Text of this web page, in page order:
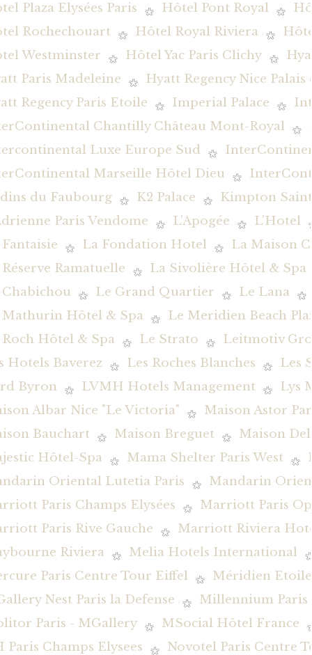
Plaza Elysées Paris
Hôtel Pont Royal
Rochechouart
Hôtel Royal Riviera
Westminster
Hôtel Yac Paris Clichy
Paris Madeleine
Hyatt Regency Nice
Regency Paris Etoile
Imperial Palace
Chantilly Château Mont-Royal
Luxe Europe Sud
Marseille Hôtel Dieu
du Faubourg
K2 Palace
Kimpton
Paris Vendome
L'Apogée
L'Hotel
La Fondation Hotel
La Maison
Ramatuelle
La Sivolière Hôtel & Spa
Le Grand Quartier
Le Lana
Mathurin Hôtel & Spa
Le Meridien Beach
Hôtel & Spa
Le Strato
Leitmotiv
Hotels Baverez
Les Roches Blanches
Les
Byron
LVMH Hotels Management
Lys
Albar Nice "Le Victoria"
Maison Astor
Bauchart
Maison Breguet
Maison
Hôtel-Spa
Mama Shelter Paris West
Oriental Lutetia Paris
Mandarin
Paris Champs Elysées
Marriott Paris
Paris Rive Gauche
Marriott Riviera
Riviera
Melia Hotels International
Paris Centre Tour Eiffel
Méridien Etoile
Nest Paris la Defense
Millennium Paris
Paris - MGallery
MSocial Hôtel France
Paris Champs Elysees
Novotel Paris Centre